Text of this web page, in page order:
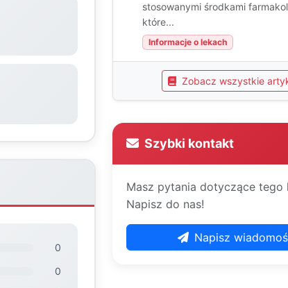
0
0
stosowanymi środkami
które...
Informacje o lekach
Zobacz wszystkie
Szybki kontakt
Masz pytania dotyczące tego
Napisz do nas!
Napisz